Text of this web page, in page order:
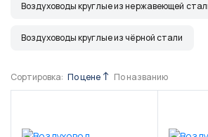
Контакты
ул. Свердловская, 15 ст29, офис 4
Воздуховоды круглые из нержавеющей
Воздуховоды круглые из чёрной стали
Сортировка: По цене По названию